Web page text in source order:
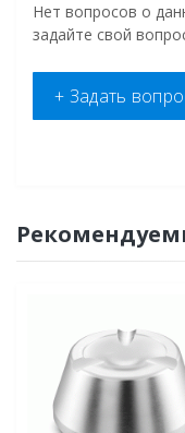
Нет вопросов о
задайте свой
+ Задать